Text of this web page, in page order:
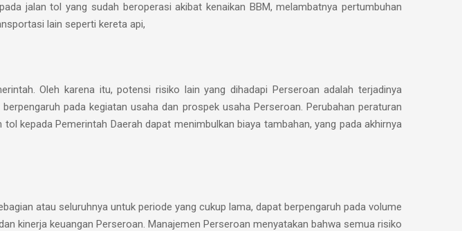
jalan tol yang sudah beroperasi akibat kenaikan BBM, melambatnya pertumbuhan
lain seperti kereta api,
Oleh karena itu, potensi risiko lain yang dihadapi Perseroan adalah terjadinya
pada kegiatan usaha dan prospek usaha Perseroan. Perubahan peraturan
kepada Pemerintah Daerah dapat menimbulkan biaya tambahan, yang pada akhirnya
atau seluruhnya untuk periode yang cukup lama, dapat berpengaruh pada volume
kinerja keuangan Perseroan. Manajemen Perseroan menyatakan bahwa semua risiko